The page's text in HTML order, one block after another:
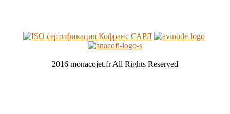
2016 monacojet.fr All Rights Reserved